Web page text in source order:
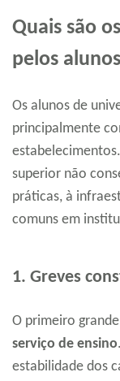
Quais são
pelos
Os alunos de
principalmente
superior não
práticas, à
comuns em
1. Greves
O primeiro
serviço de ensino
estabilidade dos